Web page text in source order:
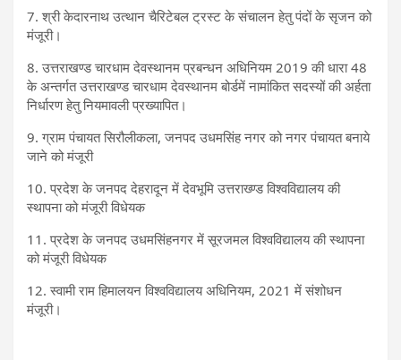
7. श्री केदारनाथ उत्थान चैरिटेबल ट्रस्ट के संचालन हेतु पंदों के सृजन को
मंजूरी।
8. उत्तराखण्ड चारधाम देवस्थानम प्रबन्धन अधिनियम 2019 की धारा 48
के अन्तर्गत उत्तराखण्ड चारधाम देवस्थानम बोर्डमें नामांकित सदस्यों की अर्हता
निर्धारण हेतु नियमावली प्रख्यापित।
9. ग्राम पंचायत सिरौलीकला, जनपद उधमसिंह नगर को नगर पंचायत बनाये
जाने को मंजूरी
10. प्रदेश के जनपद देहरादून में देवभूमि उत्तराख्ण्ड विश्वविद्यालय की
स्थापना को मंजूरी विधेयक
11. प्रदेश के जनपद उधमसिंहनगर में सूरजमल विश्वविद्यालय की स्थापना
को मंजूरी विधेयक
12. स्वामी राम हिमालयन विश्वविद्यालय अधिनियम, 2021 में संशोधन
मंजूरी।